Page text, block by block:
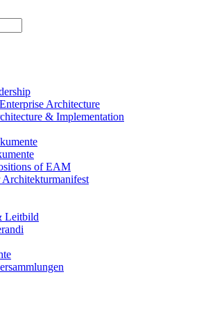
Architecture
& Implementation
of EAM
Leitbild